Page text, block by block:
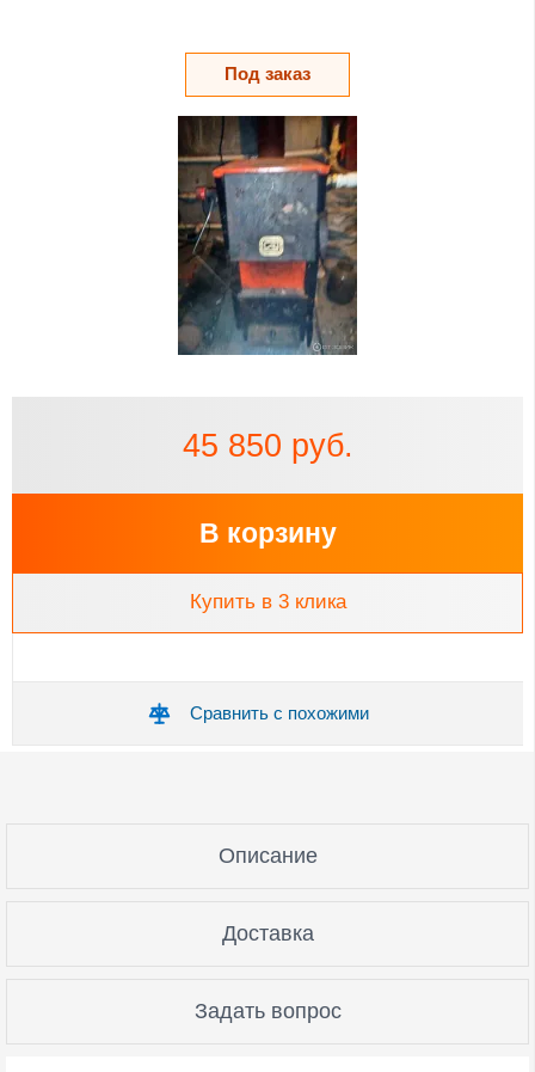
Под заказ
45 850 руб.
В корзину
Купить в 3 клика
Сравнить с похожими
Описание
Доставка
Задать вопрос